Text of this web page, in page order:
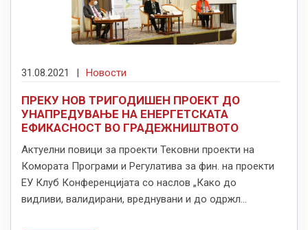
31.08.2021 | Новости
ПРЕКУ НОВ ТРИГОДИШЕН ПРОЕКТ ДО
УНАПРЕДУВАЊЕ НА ЕНЕРГЕТСКАТА
ЕФИКАСНОСТ ВО ГРАДЕЖНИШТВОТО
Актуелни повици за проекти Тековни проекти на
Комората Програми и Регулатива за фин. на проекти
ЕУ Клуб Конференцијата со наслов „Како до
видливи, валидирани, вреднувани и до одржл...